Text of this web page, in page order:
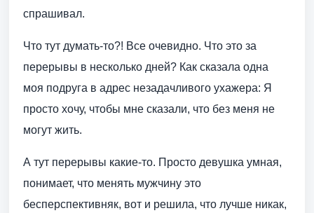
спрашивал.
Что тут думать-то?! Все очевидно. Что это за
перерывы в несколько дней? Как сказала одна
моя подруга в адрес незадачливого ухажера: Я
просто хочу, чтобы мне сказали, что без меня не
могут жить.
А тут перерывы какие-то. Просто девушка умная,
понимает, что менять мужчину это
бесперспективняк, вот и решила, что лучше никак,